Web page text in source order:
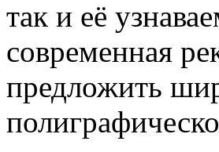
так и её
современная
предложить